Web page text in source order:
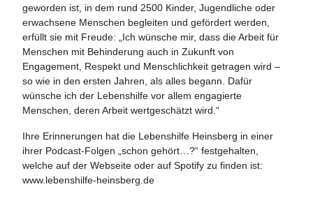
geworden ist, in dem rund 2500 Kinder, Jugendliche oder
erwachsene Menschen begleiten und gefördert werden,
erfüllt sie mit Freude: „Ich wünsche mir, dass die Arbeit für
Menschen mit Behinderung auch in Zukunft von
Engagement, Respekt und Menschlichkeit getragen wird –
so wie in den ersten Jahren, als alles begann. Dafür
wünsche ich der Lebenshilfe vor allem engagierte
Menschen, deren Arbeit wertgeschätzt wird.“
Ihre Erinnerungen hat die Lebenshilfe Heinsberg in einer
ihrer Podcast-Folgen „schon gehört…?“ festgehalten,
welche auf der Webseite oder auf Spotify zu finden ist:
www.lebenshilfe-heinsberg.de